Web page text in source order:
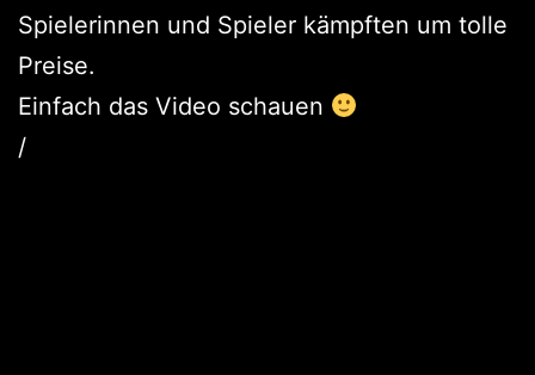
Spielerinnen und Spieler kämpften um tolle
Preise.
Einfach das Video schauen
/